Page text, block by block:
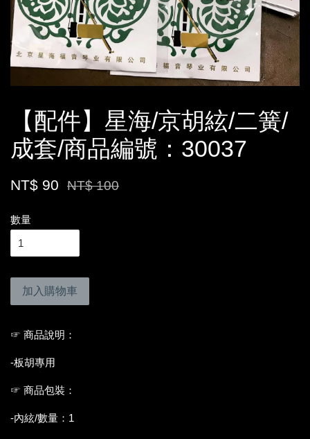
【配件】星海/京胡絃/二簧/
成套/商品編號：30037
NT$ 90 NT$ 100
數量
加入購物車
☞ 商品說明：
-板胡專用
☞ 商品包裝：
-內絃/數量：1